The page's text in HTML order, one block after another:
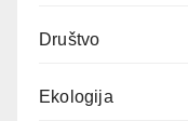
Društvo
Ekologija